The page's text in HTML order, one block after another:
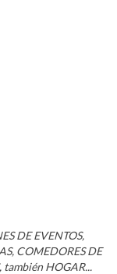
DE EVENTOS,
COMEDORES DE
también HOGAR...